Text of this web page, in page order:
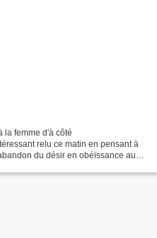
la femme d'à côté
relu ce matin en pensant à
du désir en obéïssance aux